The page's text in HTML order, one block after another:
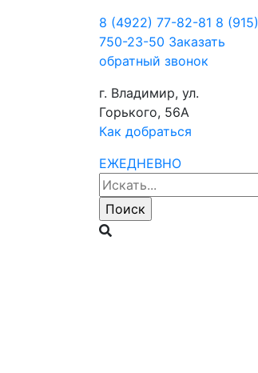
8 (4922) 77-82-81 8 (915)
750-23-50 Заказать
обратный звонок
г. Владимир, ул.
Горького, 56А
Как добраться
ЕЖЕДНЕВНО